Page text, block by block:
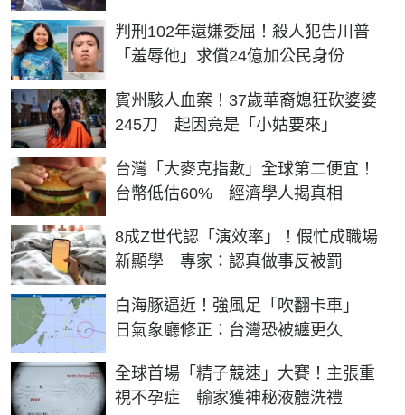
判刑102年還嫌委屈！殺人犯告川普
「羞辱他」求償24億加公民身份
賓州駭人血案！37歲華裔媳狂砍婆婆
245刀 起因竟是「小姑要來」
台灣「大麥克指數」全球第二便宜！
台幣低估60% 經濟學人揭真相
8成Z世代認「演效率」！假忙成職場
新顯學 專家：認真做事反被罰
白海豚逼近！強風足「吹翻卡車」
日氣象廳修正：台灣恐被纏更久
全球首場「精子競速」大賽！主張重
視不孕症 輸家獲神秘液體洗禮